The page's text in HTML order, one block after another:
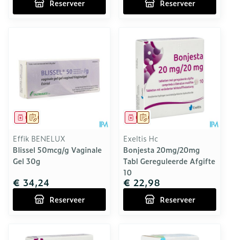
Reserveer Reserveer
Op voorschrift
Geneesmiddel
Effik BENELUX
Blissel 50mcg/g Vaginale
Gel 30g
€ 34,24
Reserveer
Op voorschrift
Geneesmiddel
Exeltis Hc
Bonjesta 20mg/20mg
Tabl Gereguleerde Afgifte
10
€ 22,98
Reserveer